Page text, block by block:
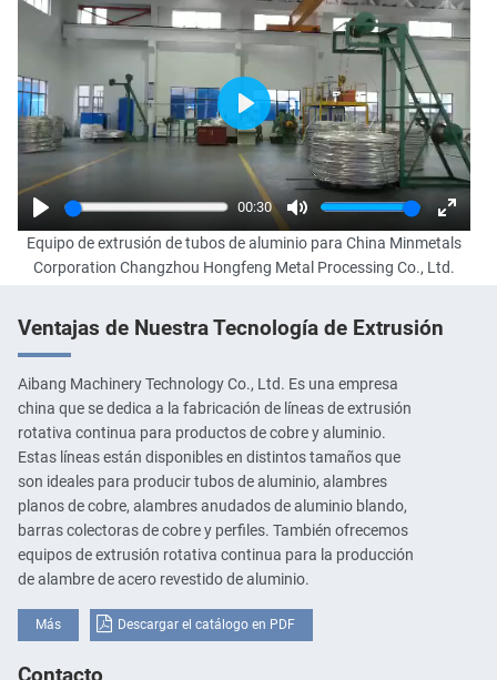
Play
00:30
Mute
Enter
Play
Equipo de extrusión de tubos de aluminio para China Minmetals
Corporation Changzhou Hongfeng Metal Processing Co., Ltd.
Ventajas de Nuestra Tecnología de Extrusión
Aibang Machinery Technology Co., Ltd. Es una empresa
china que se dedica a la fabricación de líneas de extrusión
rotativa continua para productos de cobre y aluminio.
Estas líneas están disponibles en distintos tamaños que
son ideales para producir tubos de aluminio, alambres
planos de cobre, alambres anudados de aluminio blando,
barras colectoras de cobre y perfiles. También ofrecemos
equipos de extrusión rotativa continua para la producción
de alambre de acero revestido de aluminio.
Más Descargar el catálogo en PDF
Contacto